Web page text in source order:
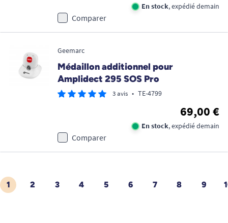
En stock, expédié demain
Comparer
Geemarc
Médaillon additionnel pour
Amplidect 295 SOS Pro
3 avis • TE-4799
69,00 €
En stock, expédié demain
Comparer
1 2 3 4 5 6 7 8 9